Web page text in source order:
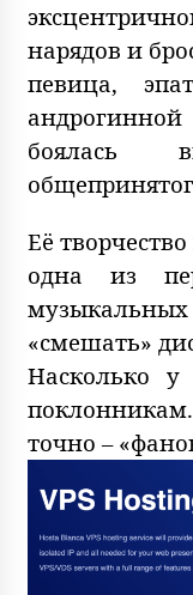
нарядов и
певица,
боялась
Её
одна из
музыкальных
«смешать»
Насколько
точно –